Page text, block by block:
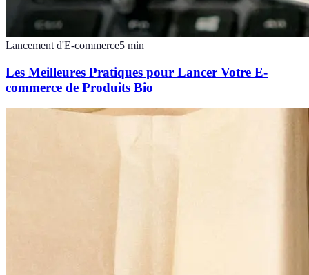
Lancement d'E-commerce5 min
Les Meilleures Pratiques pour Lancer Votre E-
commerce de Produits Bio